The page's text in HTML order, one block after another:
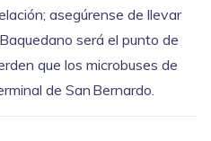
asegúrense de llevar
será el punto de
que los microbuses de
de San Bernardo.